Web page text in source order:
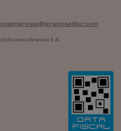
Ediciones Granica S.A.